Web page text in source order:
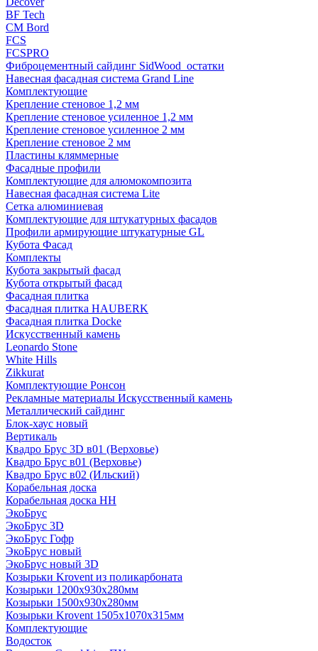
BF Tech
CM Bord
FCS
FCSPRO
Фиброцементный сайдинг SidWood_остатки
Навесная фасадная система Grand Line
Комплектующие
Крепление стеновое 1,2 мм
Крепление стеновое усиленное 1,2 мм
Крепление стеновое усиленное 2 мм
Крепление стеновое 2 мм
Пластины кляммерные
Фасадные профили
Комплектующие для алюмокомпозита
Навесная фасадная система Lite
Сетка алюминиевая
Комплектующие для штукатурных фасадов
Профили армирующие штукатурные GL
Кубота Фасад
Комплекты
Кубота закрытый фасад
Кубота открытый фасад
Фасадная плитка
Фасадная плитка HAUBERK
Фасадная плитка Docke
Искусственный камень
Leonardo Stone
White Hills
Zikkurat
Комплектующие Ронсон
Рекламные материалы Искусственный камень
Металлический сайдинг
Блок-хаус новый
Вертикаль
Квадро Брус 3D в01 (Верховье)
Квадро Брус в01 (Верховье)
Квадро Брус в02 (Ильский)
Корабельная доска
Корабельная доска НН
ЭкоБрус
ЭкоБрус 3D
ЭкоБрус Гофр
ЭкоБрус новый
ЭкоБрус новый 3D
Козырьки Krovent из поликарбоната
Козырьки 1200х930х280мм
Козырьки 1500х930х280мм
Козырьки Krovent 1505х1070х315мм
Комплектующие
Водосток